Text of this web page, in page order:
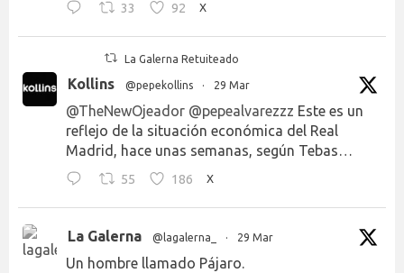
33 92 X
La Galerna Retuiteado
Kollins @pepekollins · 29 Mar
@TheNewOjeador @pepealvarezzz Este es un
reflejo de la situación económica del Real
Madrid, hace unas semanas, según Tebas…
55 186 X
La Galerna @lagalerna_ · 29 Mar
Un hombre llamado Pájaro.